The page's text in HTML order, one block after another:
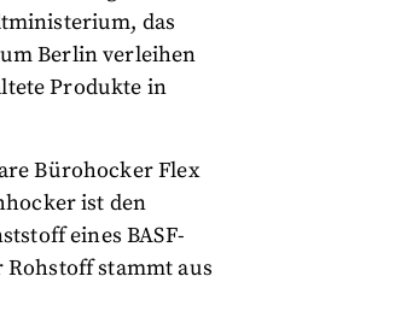
das
Berlin verleihen
Produkte in
Bürohocker Flex
ist den
eines BASF-
stammt aus